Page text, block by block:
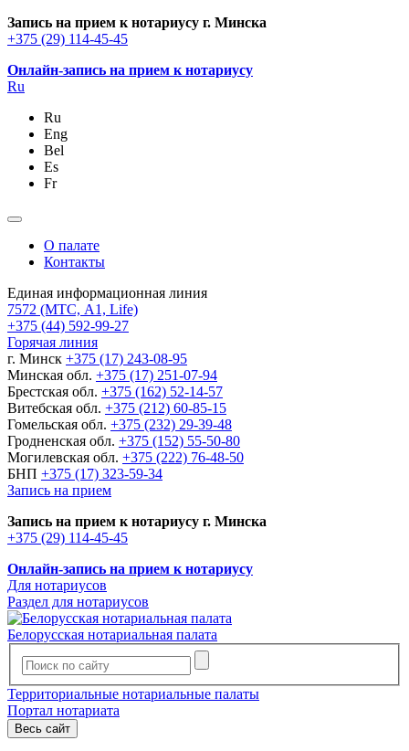
Запись на прием к нотариусу г. Минска
+375 (29) 114-45-45
Онлайн-запись на прием к нотариусу
Ru
Ru
Eng
Bel
Es
Fr
О палате
Контакты
Единая информационная линия
7572 (МТС, A1, Life)
+375 (44) 592-99-27
Горячая линия
г. Минск +375 (17) 243-08-95
Минская обл. +375 (17) 251-07-94
Брестская обл. +375 (162) 52-14-57
Витебская обл. +375 (212) 60-85-15
Гомельская обл. +375 (232) 29-39-48
Гродненская обл. +375 (152) 55-50-80
Могилевская обл. +375 (222) 76-48-50
БНП +375 (17) 323-59-34
Запись на прием
Запись на прием к нотариусу г. Минска
+375 (29) 114-45-45
Онлайн-запись на прием к нотариусу
Для нотариусов
Раздел для нотариусов
Белорусская нотариальная палата
Территориальные нотариальные палаты
Портал нотариата
Весь сайт